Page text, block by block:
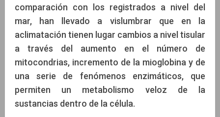
comparación con los registrados a nivel del
mar, han llevado a vislumbrar que en la
aclimatación tienen lugar cambios a nivel tisular
a través del aumento en el número de
mitocondrias, incremento de la mioglobina y de
una serie de fenómenos enzimáticos, que
permiten un metabolismo veloz de la
sustancias dentro de la célula.